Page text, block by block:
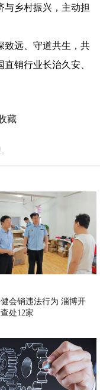
乡村振兴，主动担
远、守道共生，共
销行业长治久安、
藏
会销违法行为 淄博开
处12家